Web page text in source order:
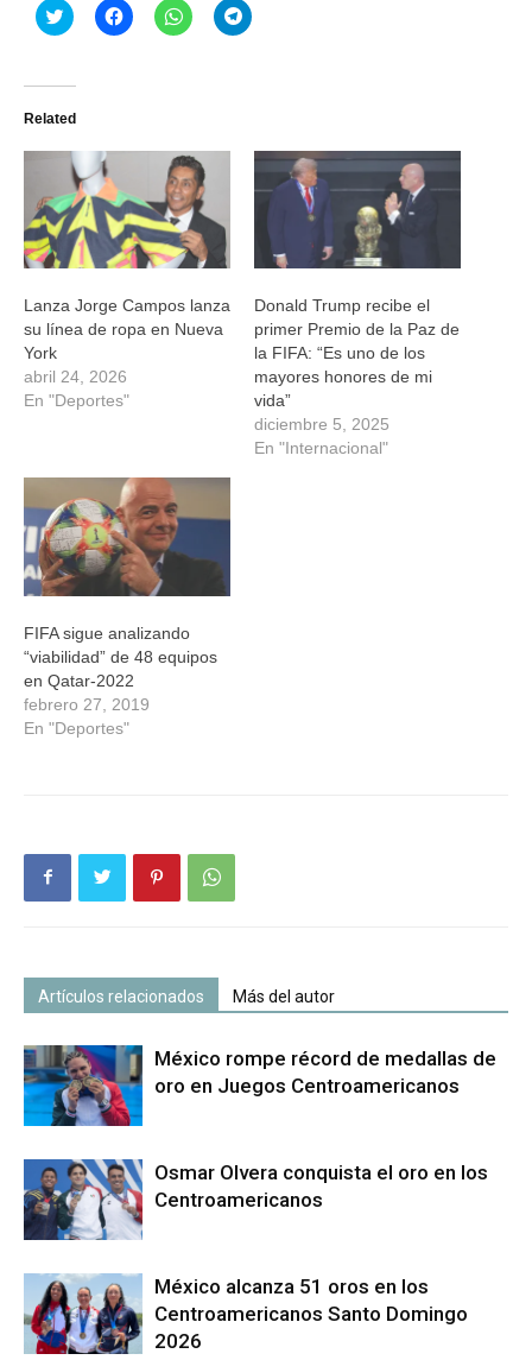
Haz
clic
Twitter
abre
una
ventana
nueva)
Haz
clic
una
ventana
nueva)
Haz
clic
una
ventana
nueva)
Haz
clic
una
ventana
nueva)
Related
Lanza Jorge Campos lanza
su línea de ropa en Nueva
York
abril 24, 2026
En "Deportes"
Donald Trump recibe el
primer Premio de la Paz de
la FIFA: “Es uno de los
mayores honores de mi
vida”
diciembre 5, 2025
En "Internacional"
FIFA sigue analizando
“viabilidad” de 48 equipos
en Qatar-2022
febrero 27, 2019
En "Deportes"
Artículos relacionados Más del autor
México rompe récord de medallas de
oro en Juegos Centroamericanos
Osmar Olvera conquista el oro en los
Centroamericanos
México alcanza 51 oros en los
Centroamericanos Santo Domingo
2026